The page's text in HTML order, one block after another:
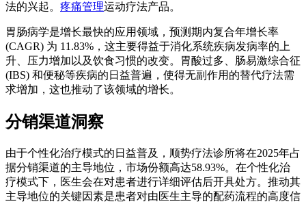
法的兴起。 疼痛管理运动疗法产品。
胃肠病学是增长最快的应用领域，预测期内复合年增长率
(CAGR) 为 11.83%，这主要得益于消化系统疾病发病率的上
升、压力增加以及饮食习惯的改变。胃酸过多、肠易激综合征
(IBS) 和便秘等疾病的日益普遍，使得无副作用的替代疗法需
求增加，这也推动了该领域的增长。
分销渠道洞察
由于个性化治疗模式的日益普及，顺势疗法诊所将在2025年占
据分销渠道的主导地位，市场份额高达58.93%。在个性化治
疗模式下，医生会在对患者进行详细评估后开具处方。推动其
主导地位的关键因素是患者对由医生主导的配药流程的高度信